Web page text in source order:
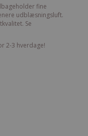
fine
udblæsningsluft.
Se
2-3 hverdage!